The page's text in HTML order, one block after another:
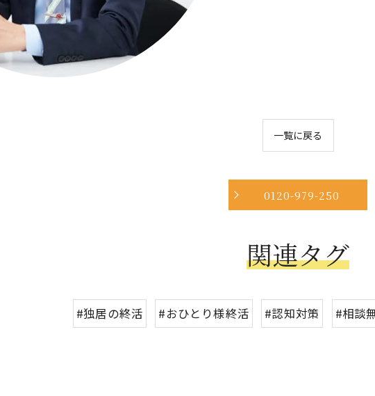
一覧に戻る
0120-979-250
関連タグ
#独居の終活 #おひとり様終活 #認知対策 #相談